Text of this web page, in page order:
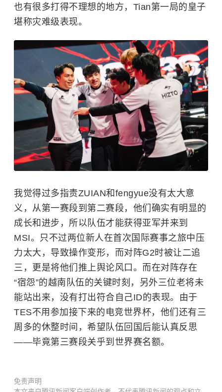
也有很多打得不理想的地方，Tian第一局的皇子
堪称灾难级表现。
我觉得过多指责ZUIAN和fengyue没有太大意
义，从第一赛段到第二赛段，他们确实有明显的
成长和进步，所以队伍才能获得亚军并来到
MSI。只不过两位新人在首次国际赛事之旅中压
力太大，导致操作变形，而对阵G2时被让二追
三，更是将他们推上舆论风口。而在对阵存在
“宿怨”的越南队伍的关键时刻，另外三位老将未
能站出来，没有打出符合自己ID的表现。由于
TES不用参加接下来的电竞世界杯，他们还有三
周多的休整时间，希望队伍回国后能认真反思
——毕竟第三赛段关乎到世界赛名额。
免责声明